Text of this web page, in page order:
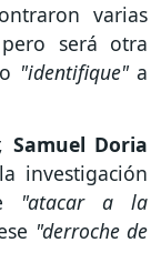
varias
será otra
"identifique"a
Samuel Doria
investigación
"atacar a la
"derroche de